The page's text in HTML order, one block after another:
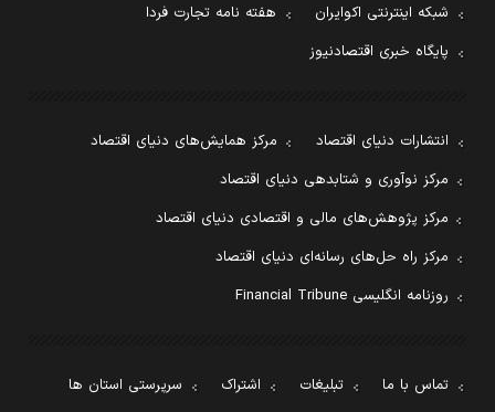
شبکه اینترنتی اکوایران
هفته نامه تجارت فردا
پایگاه خبری اقتصادنیوز
انتشارات دنیای اقتصاد
مرکز همایش‌های دنیای اقتصاد
مرکز نوآوری و شتابدهی دنیای اقتصاد
مرکز پژوهش‌های مالی و اقتصادی دنیای اقتصاد
مرکز راه حل‌های رسانه‌ای دنیای اقتصاد
روزنامه انگلیسی Financial Tribune
تماس با ما تبلیغات اشتراک سرپرستی استان ها